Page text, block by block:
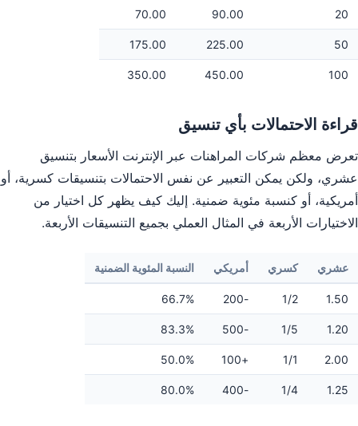
20
90.00
70.00
50
225.00
175.00
100
450.00
350.00
قراءة الاحتمالات بأي تنسيق
تعرض معظم شركات المراهنات عبر الإنترنت الأسعار بتنسيق
عشري، ولكن يمكن التعبير عن نفس الاحتمالات بتنسيقات كسرية، أو
أمريكية، أو كنسبة مئوية ضمنية. إليك كيف يظهر كل اختيار من
الاختيارات الأربعة في المثال العملي بجميع التنسيقات الأربعة.
عشري كسري أمريكي النسبة المئوية الضمنية
1.50
1/2
-200
66.7%
1.20
1/5
-500
83.3%
2.00
1/1
+100
50.0%
1.25
1/4
-400
80.0%